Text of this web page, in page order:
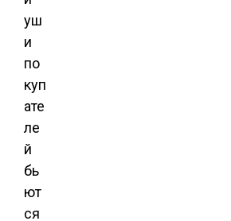
уш
и
по
куп
ате
ле
й
бь
ют
ся